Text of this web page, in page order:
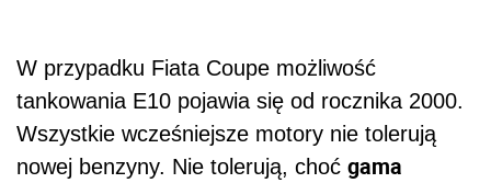
W przypadku Fiata Coupe możliwość
tankowania E10 pojawia się od rocznika 2000.
Wszystkie wcześniejsze motory nie tolerują
nowej benzyny. Nie tolerują, choć gama